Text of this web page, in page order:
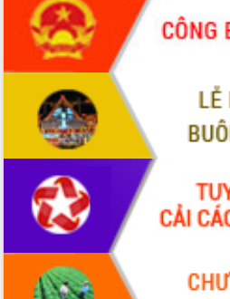
Xây dựng nền hành chính số đồng
hành cùng nông dân dân, doanh nghiệp
Giai đoạn 2026-2030, Đắk Lắk phấn
đấu có 77% xã đạt chuẩn nông thôn
Chuyển đổi số 'mở đường' cho nông
nghiệp Đắk Lắk tăng trưởng bứt phá
Triển khai đồng bộ đo đạc, lập hồ sơ
địa chính, hoàn thiện cơ sở dữ liệu đất
Ứng dụng sinh trắc học - Bước tiến
trong hành trình chuyển đổi số tại Đắk
Đắk Lắk nâng cao hiệu quả công tác
Đảng từ Sổ tay đảng viên điện tử